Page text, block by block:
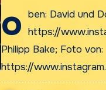
o ben: David und
https://
Philipp Bake; Foto von:
https://